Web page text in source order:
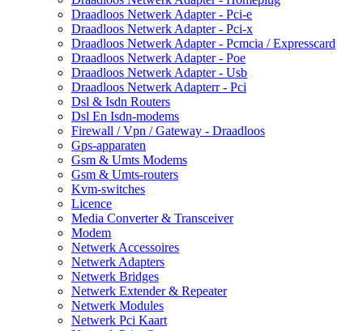
Draadloos Netwerk Adapter - Pci-e
Draadloos Netwerk Adapter - Pci-x
Draadloos Netwerk Adapter - Pcmcia / Expresscard
Draadloos Netwerk Adapter - Poe
Draadloos Netwerk Adapter - Usb
Draadloos Netwerk Adapterr - Pci
Dsl & Isdn Routers
Dsl En Isdn-modems
Firewall / Vpn / Gateway - Draadloos
Gps-apparaten
Gsm & Umts Modems
Gsm & Umts-routers
Kvm-switches
Licence
Media Converter & Transceiver
Modem
Netwerk Accessoires
Netwerk Adapters
Netwerk Bridges
Netwerk Extender & Repeater
Netwerk Modules
Netwerk Pci Kaart